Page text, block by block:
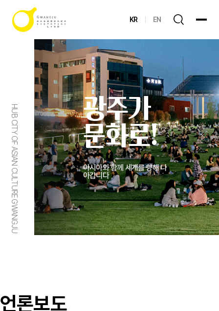
KR EN
HUB CITY OF ASIAN CULTURE GWANGJU
광주가
문화로!
아시아와 함께 세계를 향해 나
아갑니다
언론보도